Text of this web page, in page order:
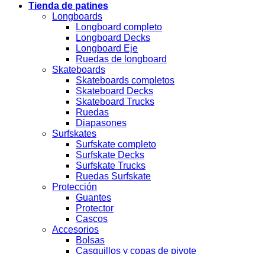
Tienda de patines
Longboards
Longboard completo
Longboard Decks
Longboard Eje
Ruedas de longboard
Skateboards
Skateboards completos
Skateboard Decks
Skateboard Trucks
Ruedas
Diapasones
Surfskates
Surfskate completo
Surfskate Decks
Surfskate Trucks
Ruedas Surfskate
Protección
Guantes
Protector
Cascos
Accesorios
Bolsas
Casquillos y copas de pivote